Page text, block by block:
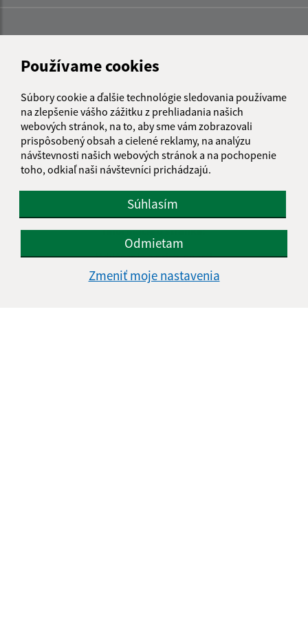
Používame cookies
Súbory cookie a ďalšie technológie sledovania používame
na zlepšenie vášho zážitku z prehliadania našich
webových stránok, na to, aby sme vám zobrazovali
prispôsobený obsah a cielené reklamy, na analýzu
návštevnosti našich webových stránok a na pochopenie
toho, odkiaľ naši návštevníci prichádzajú.
Súhlasím
Odmietam
Zmeniť moje nastavenia
Informácie o stránke:
Vyhlásenie o prístupnosti
Autorské práva